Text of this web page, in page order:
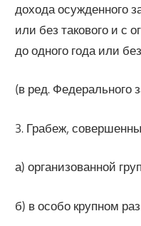
дохода осужденного
или без такового и с
до одного года или
(в ред. Федерального
3. Грабеж,
а) организованной
б) в особо крупном